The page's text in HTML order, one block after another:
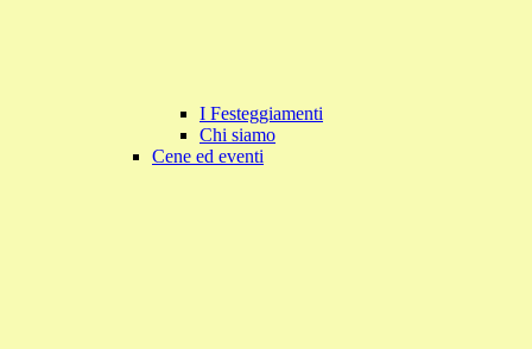
I Festeggiamenti
Chi siamo
Cene ed eventi